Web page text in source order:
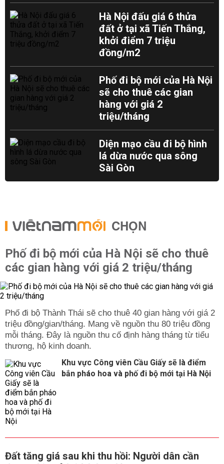
Hà Nội đấu giá 6 thửa
đất ở tại xã Tiến Thắng,
khởi điểm 7 triệu
đồng/m2
Phố đi bộ mới của Hà Nội
sẽ cho thuê các gian
hàng với giá 2
triệu/tháng
Diện mạo cầu đi bộ hình
lá dừa nước qua sông
Sài Gòn
CHỌN
Phố đi bộ mới của Hà Nội sẽ cho thuê
các gian hàng với giá 2 triệu/tháng
Phố đi bộ Thành Thái sẽ cho thuê 40 gian hàng với giá 2
triệu đồng/gian/tháng. Mang về nguồn thu 80 triệu đồng
mỗi tháng. Đây là nguồn thu cố định hàng tháng từ tiểu
thương, hộ kinh doanh.
Khu vực Công viên Cầu Giấy sẽ là điểm
bắn pháo hoa và phố đi bộ mới tại Hà Nội
Đất tăng giá sau khi thu hồi: Người dân cần